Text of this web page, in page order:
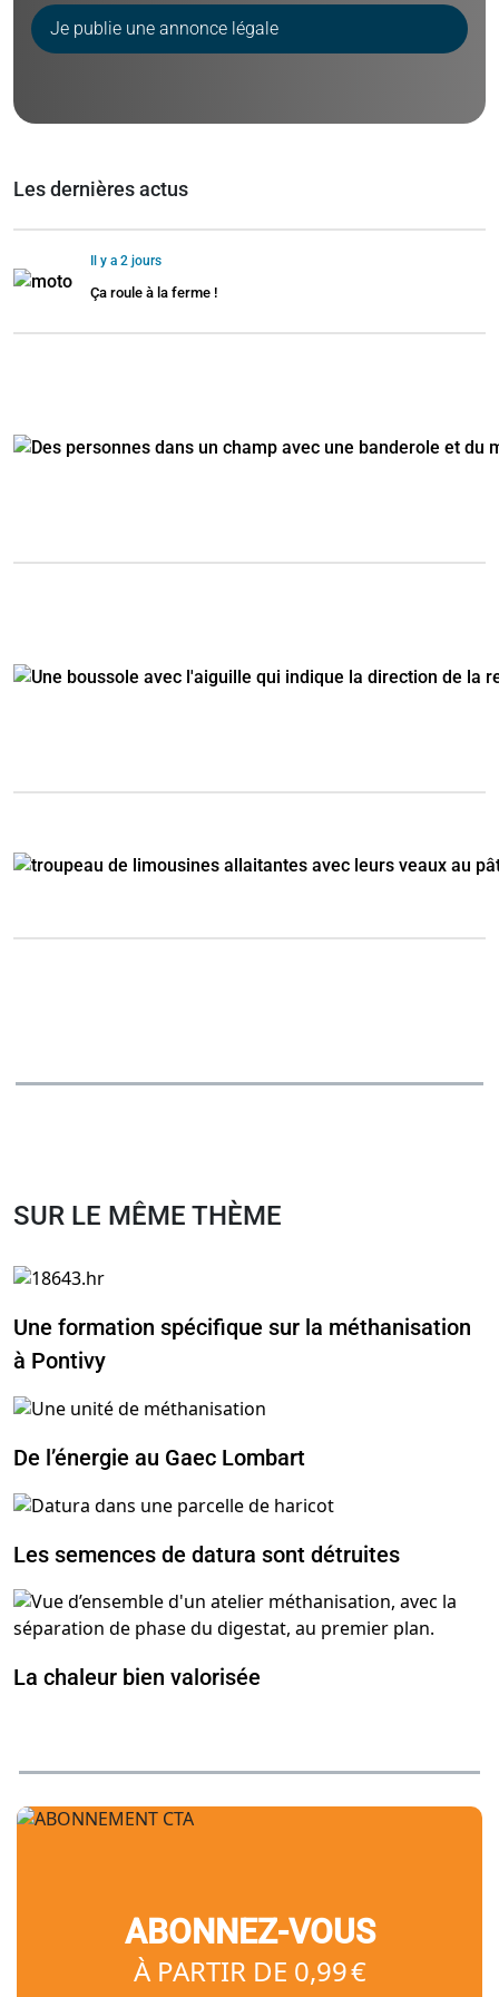
Je publie une annonce légale
Les dernières actus
Il y a 2 jours
Ça roule à la ferme !
SUR LE MÊME THÈME
Une formation spécifique sur la méthanisation
à Pontivy
De l’énergie au Gaec Lombart
Les semences de datura sont détruites
La chaleur bien valorisée
ABONNEZ-VOUS
À PARTIR DE 0,99 €